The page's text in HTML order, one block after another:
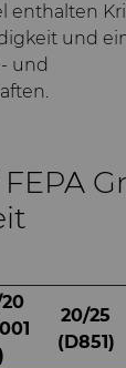
enthalten
und
und
20/25
(D851)